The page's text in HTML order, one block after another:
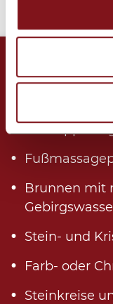
Wellness-
2
Brunnen mit
Stein- und
Farb- oder
Steinkreise